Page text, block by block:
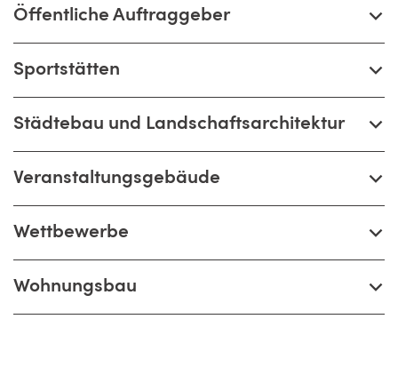
Öffentliche Auftraggeber
Sportstätten
Städtebau und Landschaftsarchitektur
Veranstaltungsgebäude
Wettbewerbe
Wohnungsbau